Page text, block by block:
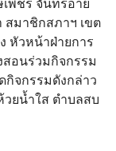
พชร จันทร์อ้าย
สมาชิกสภาฯ เขต
หัวหน้าฝ่ายการ
อนร่วมกิจกรรม
กิจกรรมดังกล่าว
ยน้ำใส ตำบลสบ